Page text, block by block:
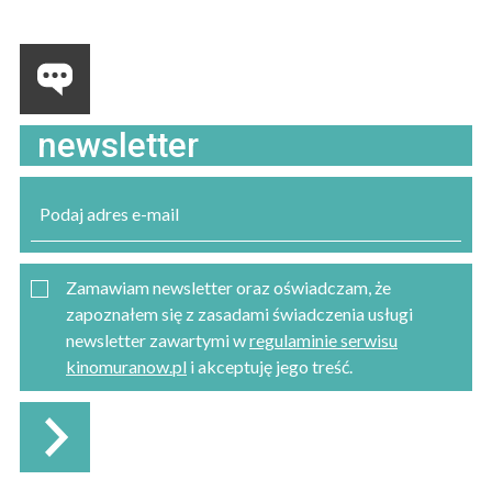
newsletter
Zamawiam newsletter oraz oświadczam, że
zapoznałem się z zasadami świadczenia usługi
newsletter zawartymi wregulaminie serwisu
kinomuranow.pl i akceptuję jego treść.